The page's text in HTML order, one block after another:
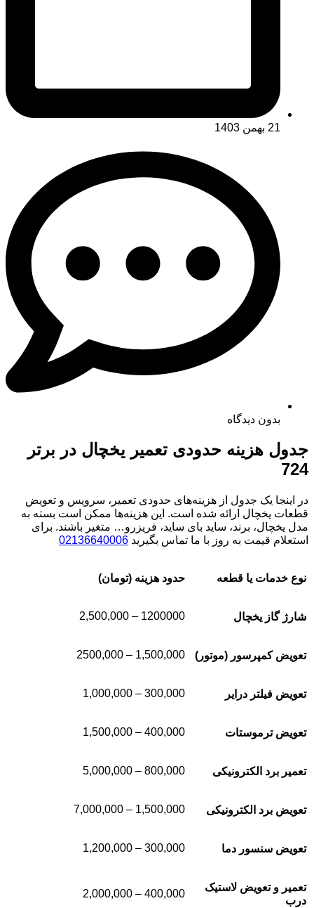
21 بهمن 1403
بدون دیدگاه
جدول هزینه حدودی تعمیر یخچال در برتر
724
در اینجا یک جدول از هزینه‌های حدودی تعمیر، سرویس و تعویض
قطعات یخچال ارائه شده است. این هزینه‌ها ممکن است بسته به
مدل یخچال، برند، ساید بای ساید، فریزرو… متغیر باشند. برای
استعلام قیمت به روز با ما تماس بگیرید02136640006
نوع خدمات یا قطعه حدود هزینه (تومان)
شارژ گاز یخچال 1200000 – 2,500,000
تعویض کمپرسور (موتور) 1,500,000 – 2500,000
تعویض فیلتر درایر 300,000 – 1,000,000
تعویض ترموستات 400,000 – 1,500,000
تعمیر برد الکترونیکی 800,000 – 5,000,000
تعویض برد الکترونیکی 1,500,000 – 7,000,000
تعویض سنسور دما 300,000 – 1,200,000
تعمیر و تعویض لاستیک
درب
400,000 – 2,000,000